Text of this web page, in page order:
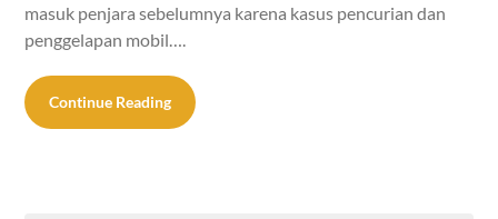
masuk penjara sebelumnya karena kasus pencurian dan
penggelapan mobil….
Continue Reading